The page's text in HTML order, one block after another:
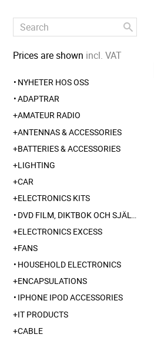
Prices are shown incl. VAT
NYHETER HOS OSS
ADAPTRAR
AMATEUR RADIO
ANTENNAS & ACCESSORIES
BATTERIES & ACCESSORIES
LIGHTING
CAR
ELECTRONICS KITS
DVD FILM, DIKTBOK OCH SJÄLVBIOGRAFI FRÅN SKARABORG
ELECTRONICS EXCESS
FANS
HOUSEHOLD ELECTRONICS
ENCAPSULATIONS
IPHONE IPOD ACCESSORIES
IT PRODUCTS
CABLE